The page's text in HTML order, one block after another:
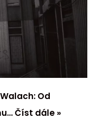
Od
Číst dále »